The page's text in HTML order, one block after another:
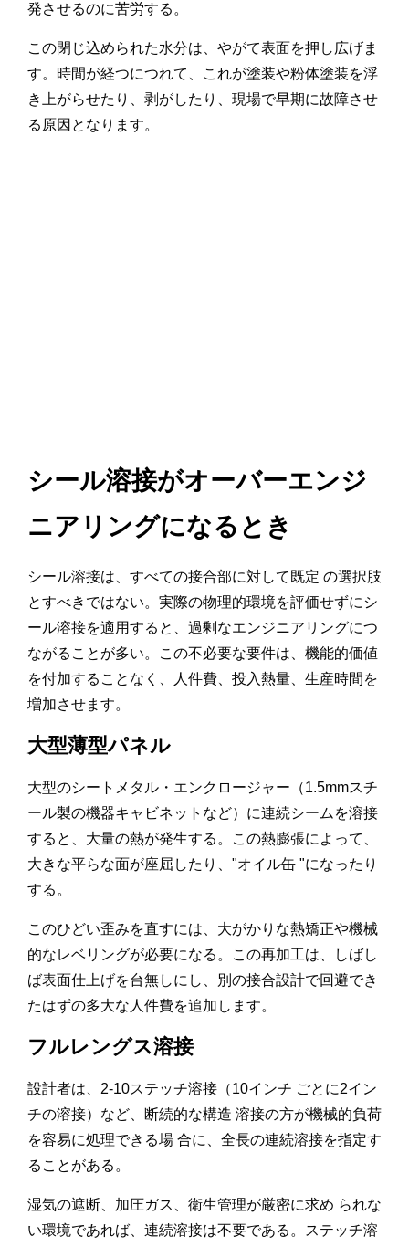
発させるのに苦労する。
この閉じ込められた水分は、やがて表面を押し広げま
す。時間が経つにつれて、これが塗装や粉体塗装を浮
き上がらせたり、剥がしたり、現場で早期に故障させ
る原因となります。
シール溶接がオーバーエンジ
ニアリングになるとき
シール溶接は、すべての接合部に対して既定 の選択肢
とすべきではない。実際の物理的環境を評価せずにシ
ール溶接を適用すると、過剰なエンジニアリングにつ
ながることが多い。この不必要な要件は、機能的価値
を付加することなく、人件費、投入熱量、生産時間を
増加させます。
大型薄型パネル
大型のシートメタル・エンクロージャー（1.5mmスチ
ール製の機器キャビネットなど）に連続シームを溶接
すると、大量の熱が発生する。この熱膨張によって、
大きな平らな面が座屈したり、"オイル缶 "になったり
する。
このひどい歪みを直すには、大がかりな熱矯正や機械
的なレベリングが必要になる。この再加工は、しばし
ば表面仕上げを台無しにし、別の接合設計で回避でき
たはずの多大な人件費を追加します。
フルレングス溶接
設計者は、2-10ステッチ溶接（10インチ ごとに2イン
チの溶接）など、断続的な構造 溶接の方が機械的負荷
を容易に処理できる場 合に、全長の連続溶接を指定す
ることがある。
湿気の遮断、加圧ガス、衛生管理が厳密に求め られな
い環境であれば、連続溶接は不要である。ステッチ溶